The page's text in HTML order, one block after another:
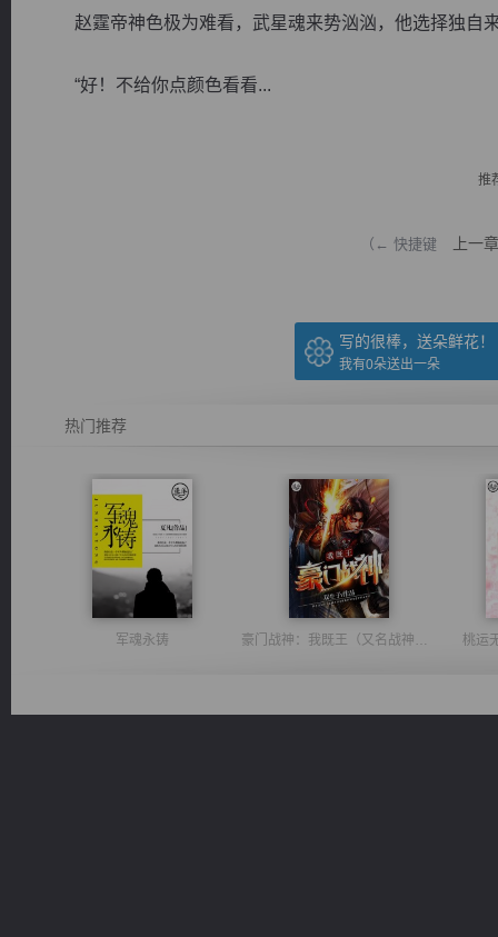
赵霆帝神色极为难看，武星魂来势汹汹，他选择独自
“好！不给你点颜色看看...
推
（← 快捷键 上一章
写的很棒，送朵鲜花！
我有0朵送出一朵
热门推荐
军魂永铸 豪门战神：我既王（又名战神归来不败神婿修罗战神） 桃运